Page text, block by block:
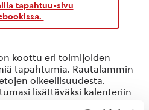
tapahtuu-sivu
koottu eri toimijoiden
tapahtumia. Rautalammin
oikeellisuudesta.
lisättäväksi kalenteriin
linkin takaa löytyvällä